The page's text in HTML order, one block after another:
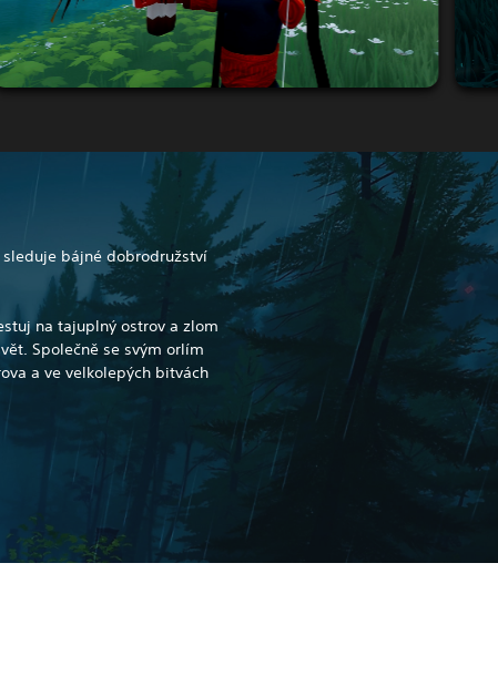
sleduje bájné dobrodružství
na tajuplný ostrov a zlom
Společně se svým orlím
a ve velkolepých bitvách